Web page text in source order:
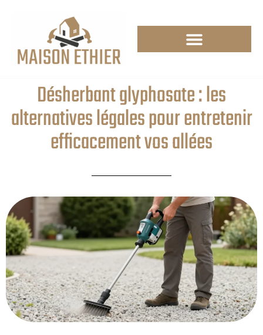
Désherbant glyphosate : les
alternatives légales pour entretenir
efficacement vos allées